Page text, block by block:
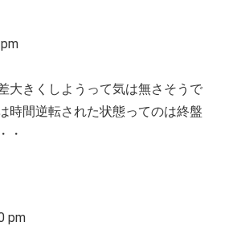
大きくしようって気は無さそうで
時間逆転された状態ってのは終盤
・
pm